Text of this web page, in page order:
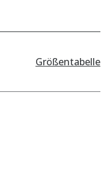
Größentabelle